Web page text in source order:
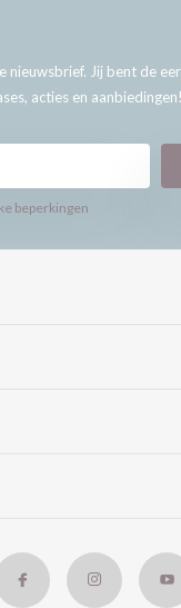
nieuwsbrief. Jij bent de
acties en aanbiedingen!
beperkingen